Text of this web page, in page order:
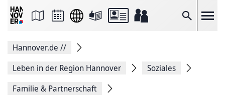
Suche
Seite
Facebook
teilen
Seitenlink
Hannover.de //
Leben in der Region Hannover
Soziales
Familie & Partnerschaft